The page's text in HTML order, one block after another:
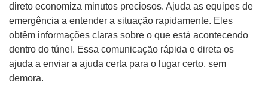
direto economiza minutos preciosos. Ajuda as equipes de
emergência a entender a situação rapidamente. Eles
obtêm informações claras sobre o que está acontecendo
dentro do túnel. Essa comunicação rápida e direta os
ajuda a enviar a ajuda certa para o lugar certo, sem
demora.